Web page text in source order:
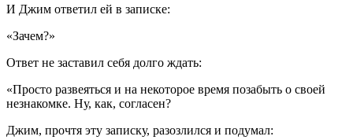
И Джим ответил ей в записке:
«Зачем?»
Ответ не заставил себя долго ждать:
«Просто развеяться и на некоторое время позабыть о своей
незнакомке. Ну, как, согласен?
Джим, прочтя эту записку, разозлился и подумал: